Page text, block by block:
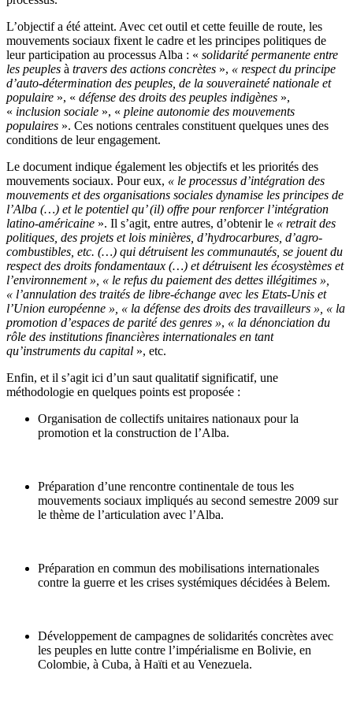
L’objectif a été atteint. Avec cet outil et cette feuille de route, les
mouvements sociaux fixent le cadre et les principes politiques de
leur participation au processus Alba : « solidarité permanente entre
les peuples à travers des actions concrètes », « respect du principe
d’auto-détermination des peuples, de la souveraineté nationale et
populaire », « défense des droits des peuples indigènes »,
« inclusion sociale », « pleine autonomie des mouvements
populaires ». Ces notions centrales constituent quelques unes des
conditions de leur engagement.
Le document indique également les objectifs et les priorités des
mouvements sociaux. Pour eux, « le processus d’intégration des
mouvements et des organisations sociales dynamise les principes de
l’Alba (…) et le potentiel qu’ (il) offre pour renforcer l’intégration
latino-américaine ». Il s’agit, entre autres, d’obtenir le « retrait des
politiques, des projets et lois minières, d’hydrocarbures, d’agro-
combustibles, etc. (…) qui détruisent les communautés, se jouent du
respect des droits fondamentaux (…) et détruisent les écosystèmes et
l’environnement », « le refus du paiement des dettes illégitimes »,
« l’annulation des traités de libre-échange avec les Etats-Unis et
l’Union européenne », « la défense des droits des travailleurs », « la
promotion d’espaces de parité des genres », « la dénonciation du
rôle des institutions financières internationales en tant
qu’instruments du capital », etc.
Enfin, et il s’agit ici d’un saut qualitatif significatif, une
méthodologie en quelques points est proposée :
Organisation de collectifs unitaires nationaux pour la
promotion et la construction de l’Alba.
Préparation d’une rencontre continentale de tous les
mouvements sociaux impliqués au second semestre 2009 sur
le thème de l’articulation avec l’Alba.
Préparation en commun des mobilisations internationales
contre la guerre et les crises systémiques décidées à Belem.
Développement de campagnes de solidarités concrètes avec
les peuples en lutte contre l’impérialisme en Bolivie, en
Colombie, à Cuba, à Haïti et au Venezuela.